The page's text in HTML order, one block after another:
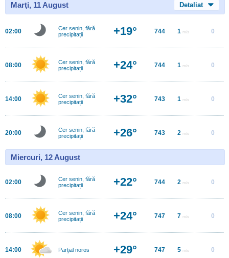
Marţi, 11 August Detaliat
02:00
Cer senin, fără
precipitații
+19° 744 1 m/s 0
08:00
Cer senin, fără
precipitații
+24° 744 1 m/s 0
14:00
Cer senin, fără
precipitații
+32° 743 1 m/s 0
20:00
Cer senin, fără
precipitații
+26° 743 2 m/s 0
Miercuri, 12 August
02:00
Cer senin, fără
precipitații
+22° 744 2 m/s 0
08:00
Cer senin, fără
precipitații
+24° 747 7 m/s 0
14:00 Parţial noros +29° 747 5 m/s 0